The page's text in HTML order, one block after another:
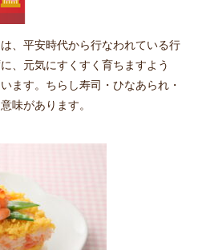
、平安時代から行なわれている行
、元気にすくすく育ちますよう
ます。ちらし寿司・ひなあられ・
味があります。